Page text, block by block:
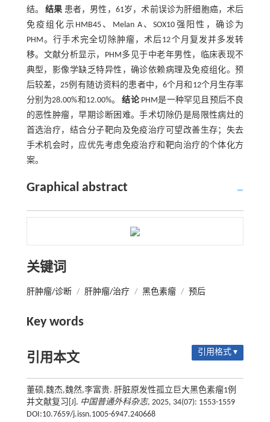
结。结果 患者，男性，61岁，术前误诊为肝细胞癌，术后
免疫组化示HMB45、Melan A、SOX10强阳性，确诊为
PHM。行手术完全切除肿瘤，术后12个月复发并多发转
移。文献分析显示，PHM多见于中老年男性，临床表现不
典型，影像学缺乏特异性，确诊依赖病理及免疫组化。预
后较差，25例有随访资料的患者中，6个月和12个月生存率
分别为28.00%和12.00%。结论PHM是一种罕见且预后不良
的恶性肿瘤，早期诊断困难。手术切除仍是局限性病灶的
首选治疗，结合分子靶向及免疫治疗可望改善生存；失去
手术机会时，应优先考虑免疫治疗和靶向治疗的个体化方
案。
Graphical abstract
关键词
肝肿瘤/诊断 / 肝肿瘤/治疗 / 黑色素瘤 / 预后
Key words
引用本文 引用格式 ▾
董硕,魏杰,魏然,李富贵. 肝脏原发性孤立巨大黑色素瘤1例
并文献复习[J]. 中国普通外科杂志, 2025, 34(07): 1553-1559
DOI:10.7659/j.issn.1005-6947.240668